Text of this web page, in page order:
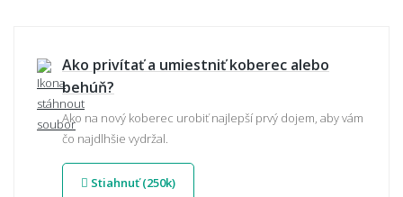
Ako privítať a umiestniť koberec alebo
behúň?
Ako na nový koberec urobiť najlepší prvý dojem, aby vám
čo najdlhšie vydržal.
Stiahnuť (250k)